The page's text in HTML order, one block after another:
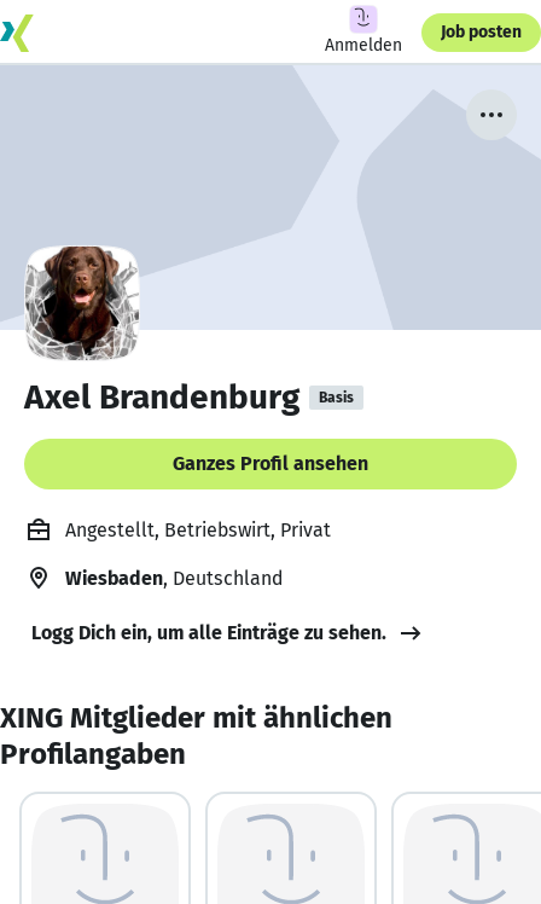
Anmelden
Job posten
Axel Brandenburg Basis
Ganzes Profil ansehen
Angestellt, Betriebswirt, Privat
Wiesbaden, Deutschland
Logg Dich ein, um alle Einträge zu sehen.
XING Mitglieder mit ähnlichen
Profilangaben